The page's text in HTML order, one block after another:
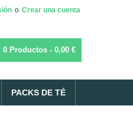
o Crear una cuenta
0 Productos - 0,00 €
PACKS DE TÉ